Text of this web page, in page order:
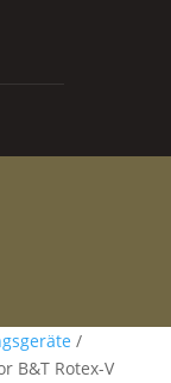
/
B&T Rotex-V